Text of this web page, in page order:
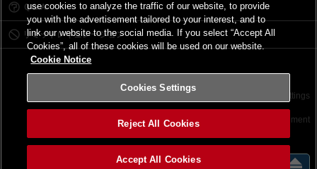
Ｑ＆Ａ
リミットレギュレーション
サイトポリシー Cookies Settings
©2026 Konami Digital Entertainment
use cookies to analyze the traffic of our website, to provide
you with the advertisement tailored to your interest, and to
link our website to the social media. If you select “Accept All
Cookies”, all of these cookies will be used on our website.
Cookie Notice
Cookies Settings
Reject All Cookies
Accept All Cookies